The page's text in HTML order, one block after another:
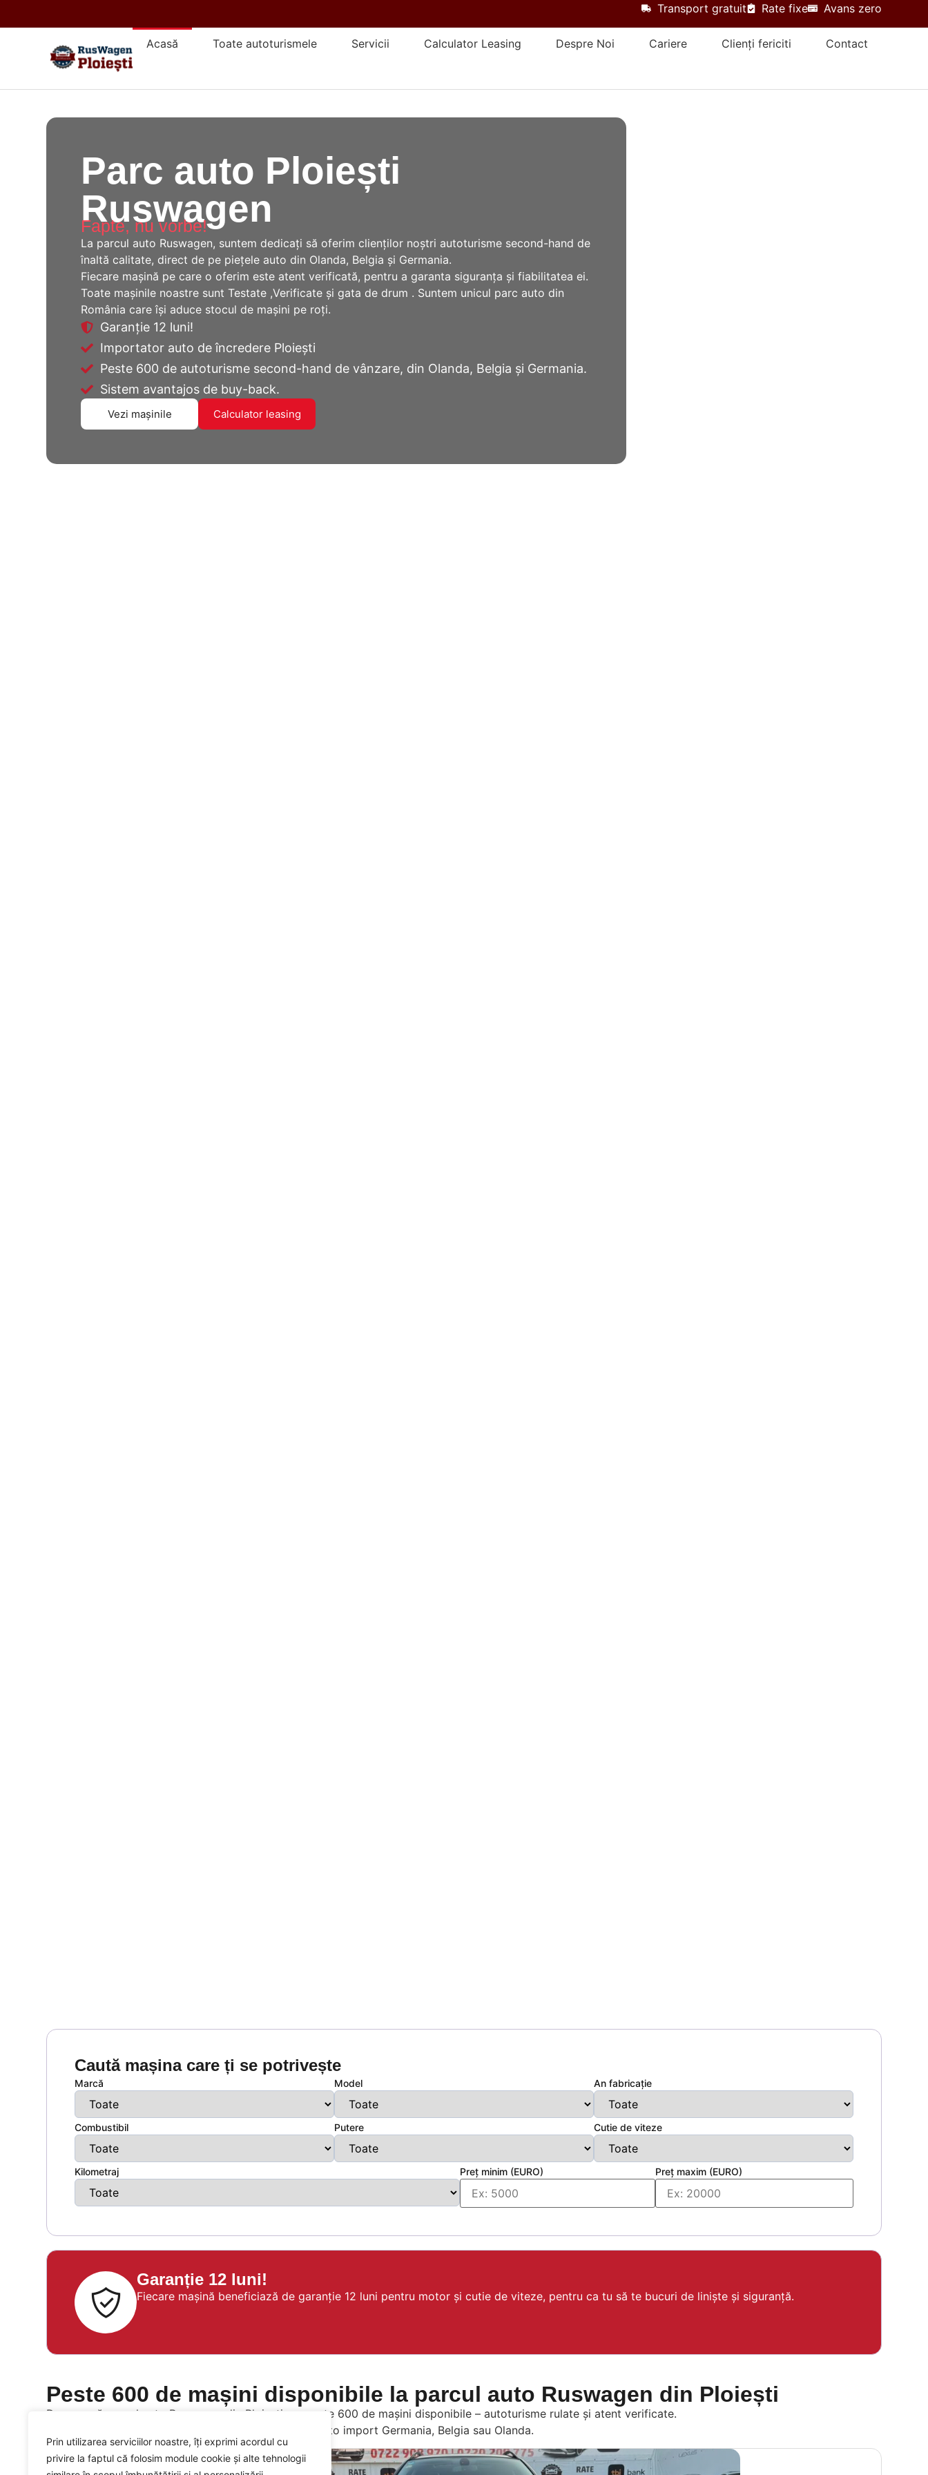
Prin utilizarea serviciilor noastre, îți exprimi acordul cu
privire la faptul că folosim module cookie și alte tehnologii
Transport gratuit Rate fixe Avans zero
Acasă Toate autoturismele Servicii Calculator Leasing Despre Noi Cariere Clienți fericiti Contact
Parc auto Ploiești
Ruswagen
Fapte, nu vorbe!
La parcul auto Ruswagen, suntem dedicați să oferim clienților noștri autoturisme second-hand de
înaltă calitate, direct de pe piețele auto din Olanda, Belgia și Germania.
Fiecare mașină pe care o oferim este atent verificată, pentru a garanta siguranța și fiabilitatea ei.
Toate mașinile noastre sunt Testate ,Verificate și gata de drum . Suntem unicul parc auto din
România care își aduce stocul de mașini pe roți.
Garanție 12 luni!
Importator auto de încredere Ploiești
Peste 600 de autoturisme second-hand de vânzare, din Olanda, Belgia și Germania.
Sistem avantajos de buy-back.
Vezi mașinile Calculator leasing
Caută mașina care ți se potrivește
Marcă Model An fabricație
Combustibil Putere Cutie de viteze
Kilometraj Preț minim (EURO) Preț maxim (EURO)
Garanție 12 luni!
Fiecare mașină beneficiază de garanție 12 luni pentru motor și cutie de viteze, pentru ca tu să te bucuri de liniște și siguranță.
Peste 600 de mașini disponibile la parcul auto Ruswagen din Ploiești
Descoperă parcul auto Ruswagen din Ploiești, cu peste 600 de mașini disponibile – autoturisme rulate și atent verificate.
Alege dintr-o gamă variată de mașini second hand, auto import Germania, Belgia sau Olanda.